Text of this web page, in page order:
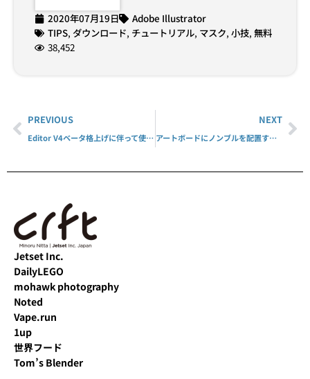
2020年07月19日
Adobe Illustrator
TIPS, ダウンロード, チュートリアル, マスク, 小技, 無料
38,452
PREVIOUS
Editor V4ベータ格上げに伴って使うべきか？
NEXT
アートボードにノンブルを配置するスクリプト
Jetset Inc.
DailyLEGO
mohawk photography
Noted
Vape.run
1up
世界フード
Tom’s Blender